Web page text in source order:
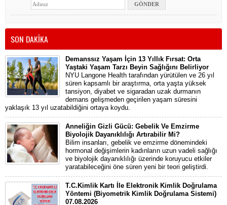
SON DAKİKA
Demanssız Yaşam İçin 13 Yıllık Fırsat: Orta
Yaştaki Yaşam Tarzı Beyin Sağlığını Belirliyor
NYU Langone Health tarafından yürütülen ve 26 yıl
süren kapsamlı bir araştırma, orta yaşta yüksek
tansiyon, diyabet ve sigaradan uzak durmanın
demans gelişmeden geçirilen yaşam süresini
yaklaşık 13 yıl uzatabildiğini ortaya koydu.
Anneliğin Gizli Gücü: Gebelik Ve Emzirme
Biyolojik Dayanıklılığı Artırabilir Mi?
Bilim insanları, gebelik ve emzirme dönemindeki
hormonal değişimlerin kadınların uzun vadeli sağlığı
ve biyolojik dayanıklılığı üzerinde koruyucu etkiler
yaratabileceğini öne süren yeni bir teori geliştirdi.
T.C.Kimlik Kartı İle Elektronik Kimlik Doğrulama
Yöntemi (Biyometrik Kimlik Doğrulama Sistemi)
07.08.2026